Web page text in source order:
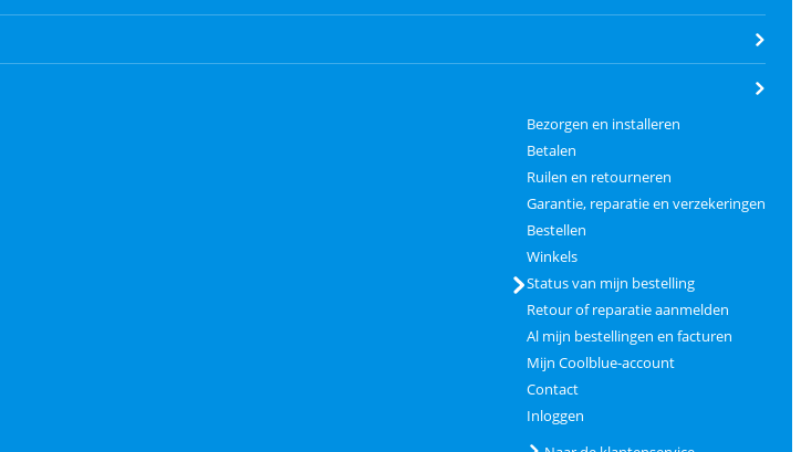
Bezorgen en installeren
Betalen
Ruilen en retourneren
Garantie, reparatie en verzekeringen
Bestellen
Winkels
Status van mijn bestelling
Retour of reparatie aanmelden
Al mijn bestellingen en facturen
Mijn Coolblue-account
Contact
Inloggen